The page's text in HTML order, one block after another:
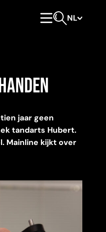
NL
jaar geen
tandarts Hubert.
Mainline kijkt over